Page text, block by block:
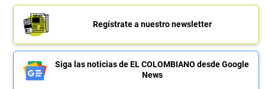
Regístrate a nuestro newsletter
Siga las noticias de EL COLOMBIANO desde Google
News